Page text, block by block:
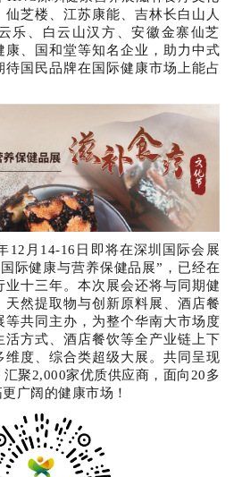
仙芝楼、江苏康能、吉林长白山人
乐、白云山汉方、安徽金寨仙芝
康、国和堂等知名企业，助力中式
待国民品牌在国际健康市场上能占
12月14-16日即将在深圳国际会展
际健康与营养保健品展”，已经在
业十三年。本次展会还将与同期健
天然提取物与创新原料展、酒店餐
等共同主办，为整个华南大市场度
活方式、酒店餐饮等全产业链上下
维度、综合类超级大展。共同呈现
聚2,000家优质供应商，面向20多
广阔的健康市场！